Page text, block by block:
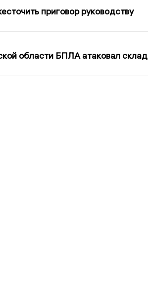
приговор руководству
области БПЛА атаковал склад